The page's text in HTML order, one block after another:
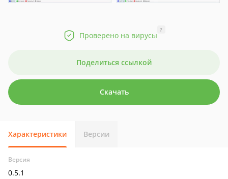
Проверено на вирусы
?
Поделиться ссылкой
Скачать
Характеристики Версии
Версия
0.5.1